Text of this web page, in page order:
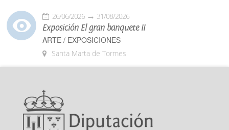
26/06/2026 31/08/2026
Exposición El gran banquete II
ARTE / EXPOSICIONES
Santa Marta de Tormes